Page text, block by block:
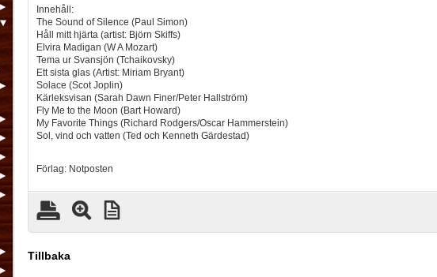
Innehåll:
The Sound of Silence (Paul Simon)
Håll mitt hjärta (artist: Björn Skiffs)
Elvira Madigan (W A Mozart)
Tema ur Svansjön (Tchaikovsky)
Ett sista glas (Artist: Miriam Bryant)
Solace (Scot Joplin)
Kärleksvisan (Sarah Dawn Finer/Peter Hallström)
Fly Me to the Moon (Bart Howard)
My Favorite Things (Richard Rodgers/Oscar Hammerstein)
Sol, vind och vatten (Ted och Kenneth Gärdestad)
Förlag: Notposten
Tillbaka